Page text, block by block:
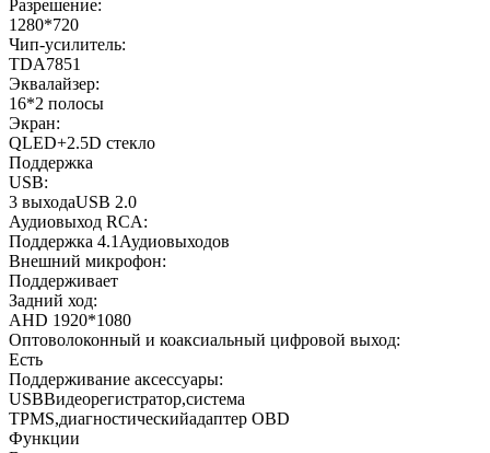
Разрешение:
1280*720
Чип-усилитель:
TDA7851
Эквалайзер:
16*2 полосы
Экран:
QLED+2.5D стекло
Поддержка
USB:
3 выходаUSB 2.0
Аудиовыход RCA:
Поддержка 4.1Аудиовыходов
Внешний микрофон:
Поддерживает
Задний ход:
AHD 1920*1080
Оптоволоконный и коаксиальный цифровой выход:
Есть
Поддерживание аксессуары:
USBВидеорегистратор,система
TPMS,диагностическийадаптер OBD
Функции